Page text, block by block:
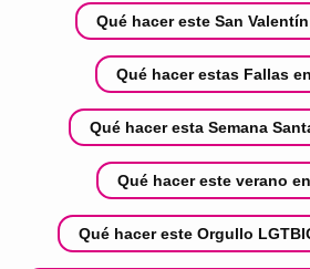
Qué hacer este San
Qué hacer estas Fallas
Qué hacer esta Semana
Qué hacer este verano
Qué hacer este Orgullo